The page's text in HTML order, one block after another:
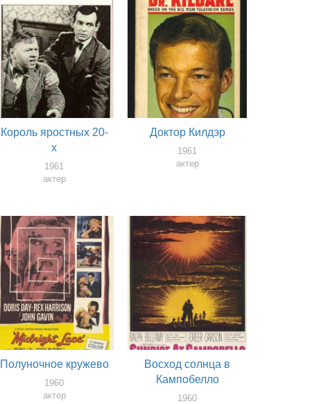
Король яростных 20-
х
1961
актер
Доктор Килдэр
1961
актер
Полуночное кружево
1960
актер
Восход солнца в
Кампобелло
1960